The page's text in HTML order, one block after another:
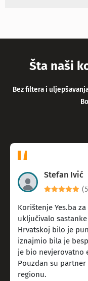
Šta naši
Bez filtera i
Stefan Ivić
Korištenje Yes.ba
uključivalo
Hrvatskoj bilo je
iznajmio bila je
je bio nevjerovatno
Pouzdan su
regionu.